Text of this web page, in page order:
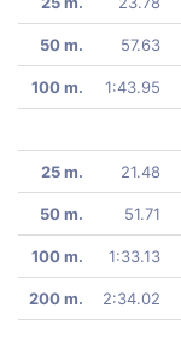
50 m. 57.63
100 m. 1:43.95
25 m. 21.48
50 m. 51.71
100 m. 1:33.13
200 m. 2:34.02